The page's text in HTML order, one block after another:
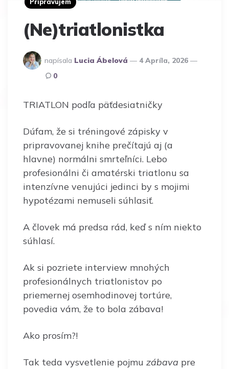
Pripravujem
(Ne)triatlonistka
napísala Lucia Ábelová
4 Apríla, 2026
0
TRIATLON podľa päťdesiatničky
Dúfam, že si tréningové zápisky v
pripravovanej knihe prečítajú aj (a
hlavne) normálni smrteľníci. Lebo
profesionálni či amatérski triatlonu sa
intenzívne venujúci jedinci by s mojimi
hypotézami nemuseli súhlasiť.
A človek má predsa rád, keď s ním niekto
súhlasí.
Ak si pozriete interview mnohých
profesionálnych triatlonistov po
priemernej osemhodinovej tortúre,
povedia vám, že to bola zábava!
Ako prosím?!
Tak teda vysvetlenie pojmu zábava pre